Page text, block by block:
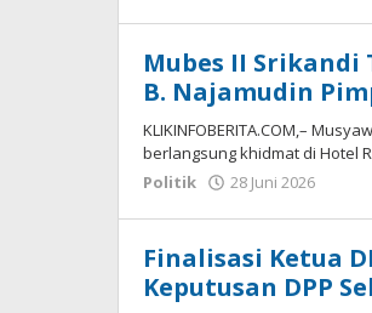
Mubes II Srikandi
B. Najamudin
KLIKINFOBERITA.COM,–
berlangsung khidmat di Hotel
Politik
28 Juni 2026
Finalisasi Ketua
Keputusan DPP